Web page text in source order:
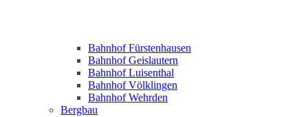
Bahnhof Fürstenhausen
Bahnhof Geislautern
Bahnhof Luisenthal
Bahnhof Völklingen
Bahnhof Wehrden
Bergbau